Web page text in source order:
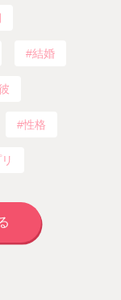
結婚
性格